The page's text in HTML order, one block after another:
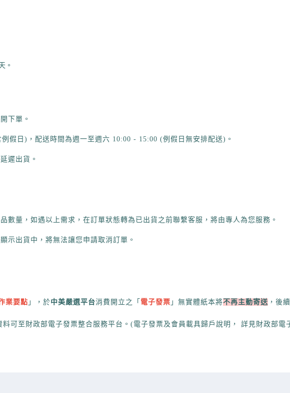
下單。
假日)，配送時間為週一至週六 10:00 - 15:00 (例假日無安排配送)。
遲出貨。
數量，如遇以上需求，在訂單狀態轉為已出貨之前聯繫客服，將由專人為您服務。
示出貨中，將無法讓您申請取消訂單。
業要點 」，於中美嚴選平台消費開立之「 電子發票 」無實體紙本將不再主動寄送 ，後
料可至財政部電子發票整合服務平台。(電子發票及會員載具歸戶說明， 詳見財政部電